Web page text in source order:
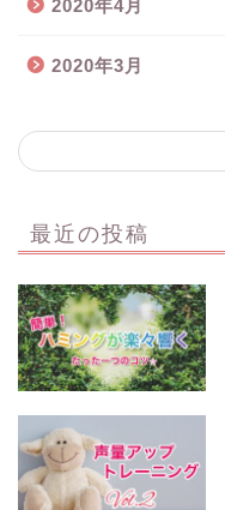
2020年4月
2020年3月
最近の投稿